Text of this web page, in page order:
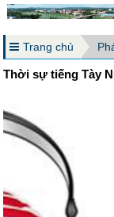
Trang chủ
Thời sự tiếng Tày